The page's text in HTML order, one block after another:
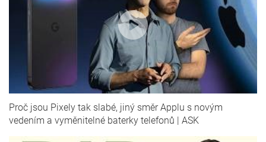
Proč jsou Pixely tak slabé, jiný směr Applu s novým
vedením a vyměnitelné baterky telefonů | ASK